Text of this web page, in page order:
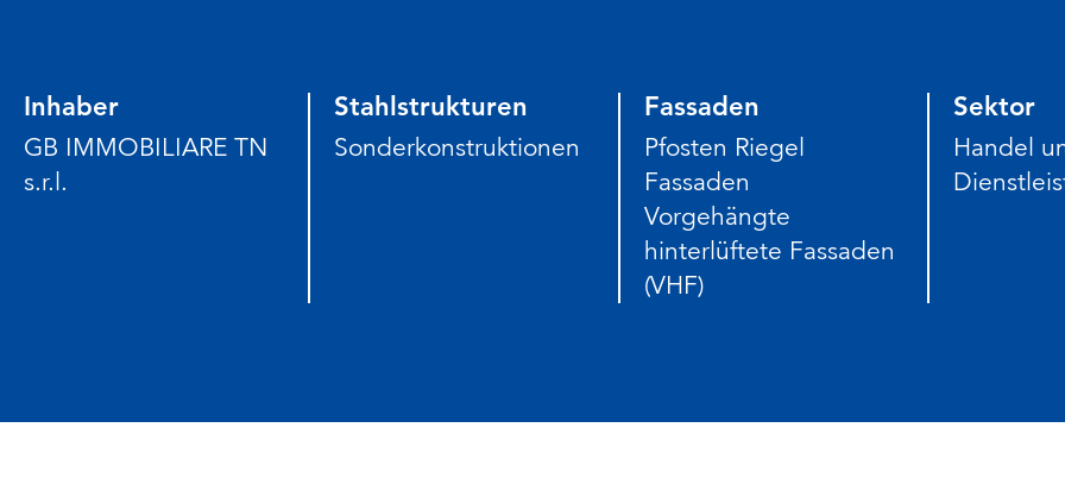
Inhaber
GB IMMOBILIARE TN
s.r.l.
Stahlstrukturen
Sonderkonstruktionen
Fassaden
Pfosten Riegel
Fassaden
Vorgehängte
hinterlüftete Fassaden
(VHF)
Sektor
Handel